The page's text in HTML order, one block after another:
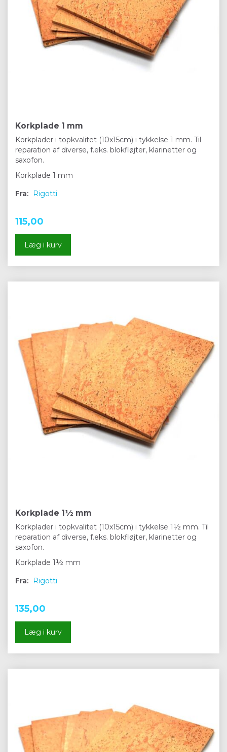
Korkplade 1 mm
Korkplader i topkvalitet (10x15cm) i tykkelse 1 mm. Til
reparation af diverse, f.eks. blokfløjter, klarinetter og
saxofon.
Korkplade 1 mm
Fra: Rigotti
115,00
Læg i kurv
Korkplade 1½ mm
Korkplader i topkvalitet (10x15cm) i tykkelse 1½ mm. Til
reparation af diverse, f.eks. blokfløjter, klarinetter og
saxofon.
Korkplade 1½ mm
Fra: Rigotti
135,00
Læg i kurv